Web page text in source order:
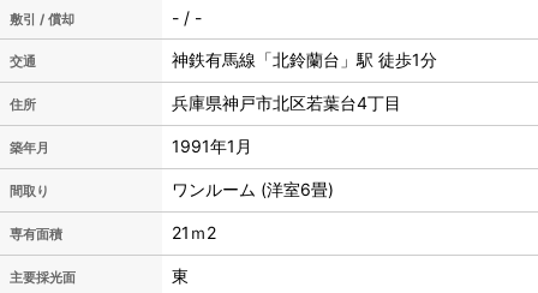
敷引 / 償却 - / -
交通 神鉄有馬線「北鈴蘭台」駅 徒歩1分
住所 兵庫県神戸市北区若葉台4丁目
築年月 1991年1月
間取り ワンルーム (洋室6畳)
専有面積 21ｍ2
主要採光面 東